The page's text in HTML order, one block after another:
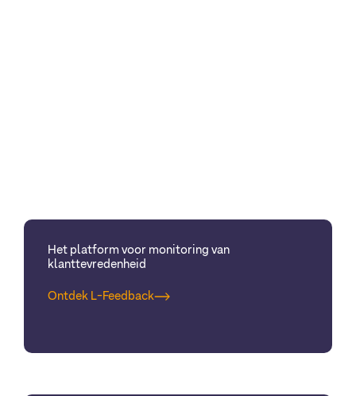
Het platform voor monitoring van
klanttevredenheid
Ontdek L-Feedback